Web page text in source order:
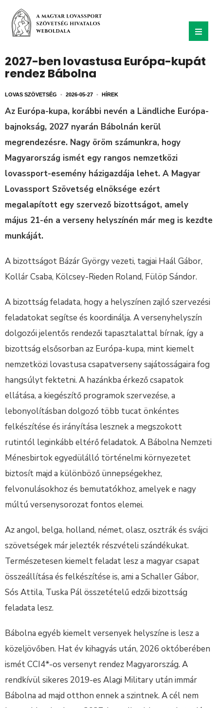
2027-ben lovastusa Európa-kupát
rendez Bábolna
LOVAS SZÖVETSÉG • 2026-05-27 • HÍREK
Az Európa-kupa, korábbi nevén a Ländliche Európa-
bajnokság, 2027 nyarán Bábolnán kerül
megrendezésre. Nagy öröm számunkra, hogy
Magyarország ismét egy rangos nemzetközi
lovassport-esemény házigazdája lehet. A Magyar
Lovassport Szövetség elnöksége ezért
megalapított egy szervező bizottságot, amely
május 21-én a verseny helyszínén már meg is kezdte
munkáját.
A bizottságot Bázár György vezeti, tagjai Haál Gábor,
Kollár Csaba, Kölcsey-Rieden Roland, Fülöp Sándor.
A bizottság feladata, hogy a helyszínen zajló szervezési
feladatokat segítse és koordinálja. A versenyhelyszín
dolgozói jelentős rendezői tapasztalattal bírnak, így a
bizottság elsősorban az Európa-kupa, mint kiemelt
nemzetközi lovastusa csapatverseny sajátosságaira fog
hangsúlyt fektetni. A hazánkba érkező csapatok
ellátása, a kiegészítő programok szervezése, a
lebonyolításban dolgozó több tucat önkéntes
felkészítése és irányítása lesznek a megszokott
rutintól leginkább eltérő feladatok. A Bábolna Nemzeti
Ménesbirtok egyedülálló történelmi környezetet
biztosít majd a különböző ünnepségekhez,
felvonulásokhoz és bemutatókhoz, amelyek e nagy
múltú versenysorozat fontos elemei.
Az angol, belga, holland, német, olasz, osztrák és svájci
szövetségek már jelezték részvételi szándékukat.
Természetesen kiemelt feladat lesz a magyar csapat
összeállítása és felkészítése is, ami a Schaller Gábor,
Sós Attila, Tuska Pál összetételű edzői bizottság
feladata lesz.
Bábolna egyéb kiemelt versenyek helyszíne is lesz a
közeljövőben. Hat év kihagyás után, 2026 októberében
ismét CCI4*-os versenyt rendez Magyarország. A
rendkívül sikeres 2019-es Alagi Military után immár
Bábolna ad majd otthon ennek a szintnek. A cél nem